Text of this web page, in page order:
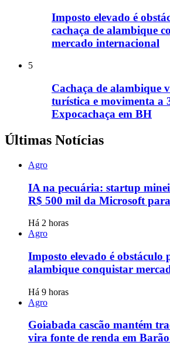
Imposto elevado é
cachaça de alambique
mercado internacional
5
Cachaça de alambique
turística e movimenta a
Expocachaça em BH
Últimas Notícias
Agro
IA na pecuária: startup
R$ 500 mil da Microsoft
Há 2 horas
Agro
Imposto elevado é obstáculo
alambique conquistar
Há 9 horas
Agro
Goiabada cascão mantém
vira fonte de renda em